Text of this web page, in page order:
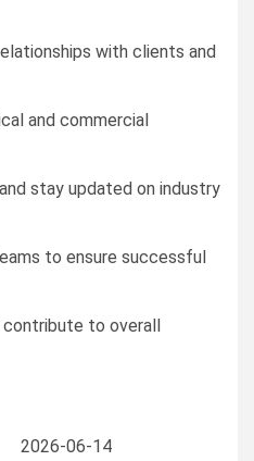
with clients and
and commercial
stay updated on industry
to ensure successful
contribute to overall
2026-06-14